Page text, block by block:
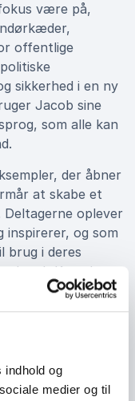
indhold og
medier og til
være på,
offentlige
sikkerhed i en ny
Jacob sine
som alle kan
der åbner
at skabe et
oplever
og som
brug i deres
Jacob Kaarsbo
evnen til at gøre
navigere i